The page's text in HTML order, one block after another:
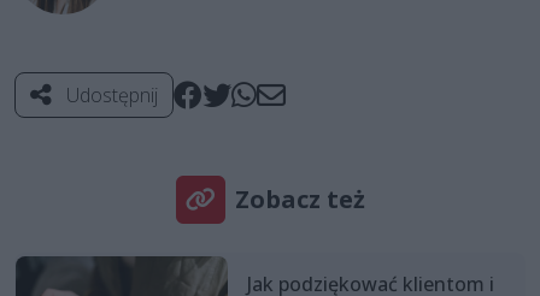
Udostępnij
Zobacz też
Jak podziękować klientom i